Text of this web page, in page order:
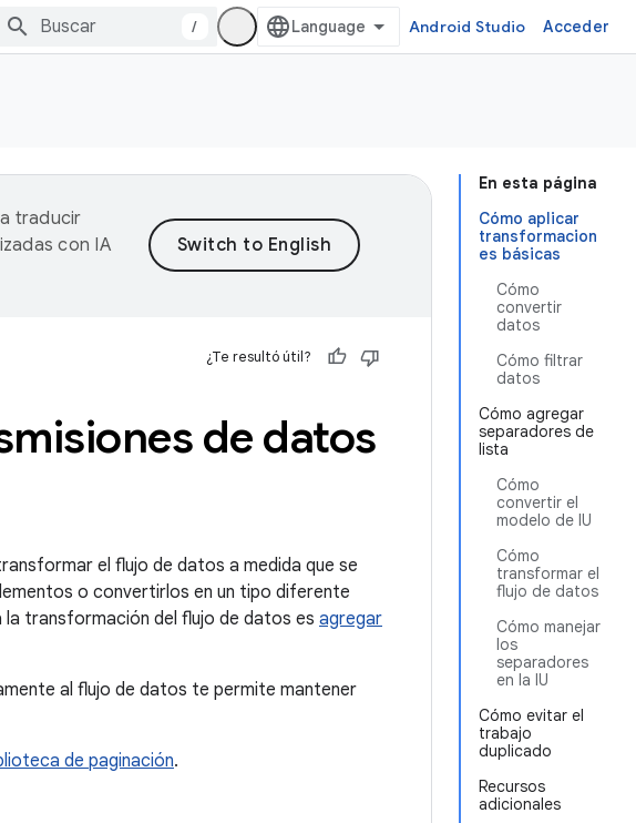
/ Android Studio Acceder
En esta página
Cómo aplicar
transformacion
es básicas
Cómo
convertir
datos
Cómo filtrar
datos
Cómo agregar
separadores de
lista
Cómo
convertir el
modelo de IU
Cómo
transformar el
flujo de datos
Cómo manejar
los
separadores
en la IU
Cómo evitar el
trabajo
duplicado
Recursos
adicionales
traducir
con IA
¿Te resultó útil?
de datos
el flujo de datos a medida que se
o convertirlos en un tipo diferente
transformación del flujo de datos es agregar
al flujo de datos te permite mantener
de paginación.